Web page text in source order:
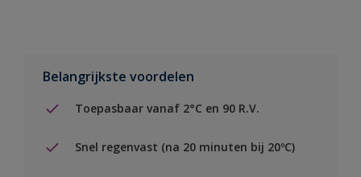
Belangrijkste voordelen
Toepasbaar vanaf 2°C en 90 R.V.
Snel regenvast (na 20 minuten bij 20ºC)